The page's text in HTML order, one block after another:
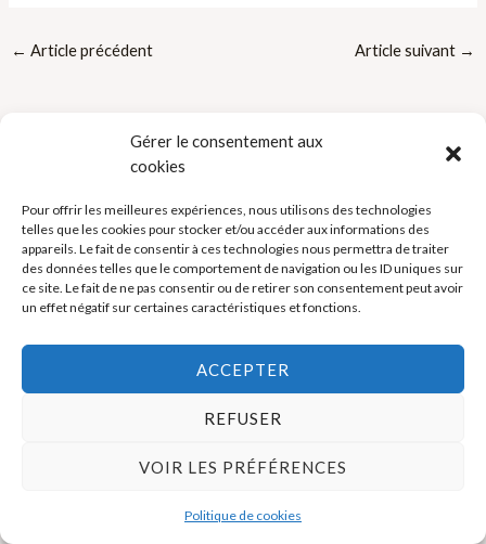
Gérer le consentement aux
cookies
Pour offrir les meilleures expériences, nous utilisons des technologies
telles que les cookies pour stocker et/ou accéder aux informations des
appareils. Le fait de consentir à ces technologies nous permettra de traiter
des données telles que le comportement de navigation ou les ID uniques sur
ce site. Le fait de ne pas consentir ou de retirer son consentement peut avoir
un effet négatif sur certaines caractéristiques et fonctions.
ACCEPTER
REFUSER
VOIR LES PRÉFÉRENCES
Politique de cookies
← Article précédent Article suivant →
Politique de cookies (UE)
Mentions légales
Copyright © 2026 La Boutique des Formateurs - Outils et Supports
pour formateurs